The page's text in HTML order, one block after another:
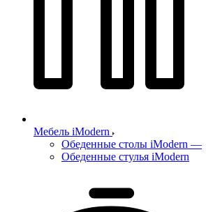
Мебель iModern
Обеденные столы iModern —
Обеденные стулья iModern